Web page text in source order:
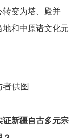
转变为塔、殿并
和中原诸文化元
者供图
证新疆自古多元宗